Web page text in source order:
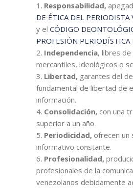
Responsabilidad,
DE ÉTICA DEL PERIODISTA
y el CÓDIGO
PROFESIÓN PERIODÍSTICA
Independencia, libres
mercantiles, ideológicos o
Libertad, garantes del
fundamental de libertad de
información.
Consolidación, con una
superior a un año.
Periodicidad, ofrecen un
informativo constante.
Profesionalidad,
profesionales de la
venezolanos debidamente